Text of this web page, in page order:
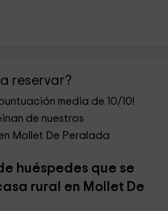
reservar?
puntuación media de 10/10!
de nuestros
Mollet De Peralada
huéspedes que se
rural en Mollet De